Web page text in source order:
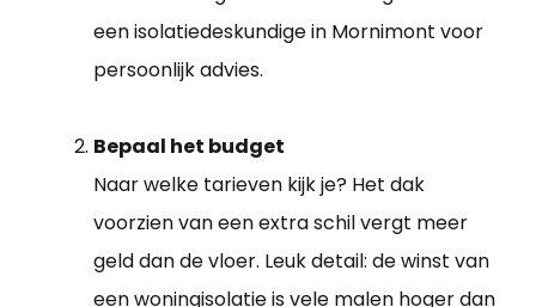
een isolatiedeskundige in Mornimont voor
persoonlijk advies.
Bepaal het budget
Naar welke tarieven kijk je? Het dak
voorzien van een extra schil vergt meer
geld dan de vloer. Leuk detail: de winst van
een woningisolatie is vele malen hoger dan